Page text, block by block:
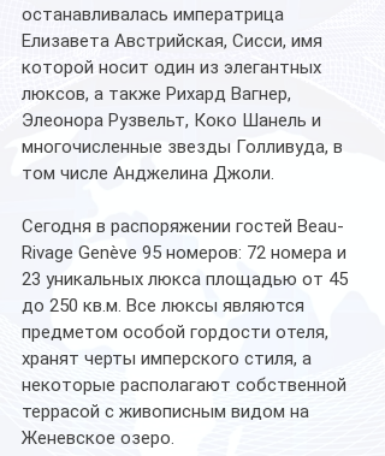
останавливалась императрица
Елизавета Австрийская, Сисси, имя
которой носит один из элегантных
люксов, а также Рихард Вагнер,
Элеонора Рузвельт, Коко Шанель и
многочисленные звезды Голливуда, в
том числе Анджелина Джоли.
Сегодня в распоряжении гостей Beau-
Rivage Genève 95 номеров: 72 номера и
23 уникальных люкса площадью от 45
до 250 кв.м. Все люксы являются
предметом особой гордости отеля,
хранят черты имперского стиля, а
некоторые располагают собственной
террасой с живописным видом на
Женевское озеро.